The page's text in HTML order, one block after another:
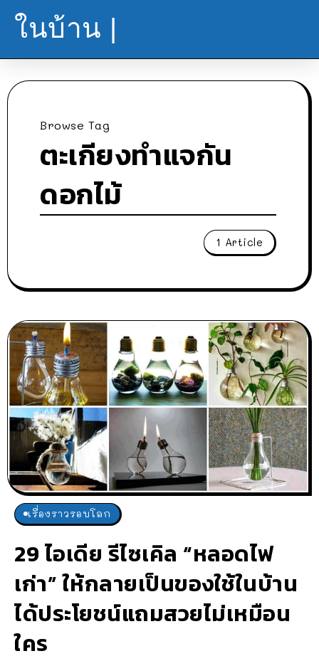
ในบ้าน |
Browse Tag
ตะเกียงทำแจกัน
ดอกไม้
1 Article
เรื่องราวรอบโลก
29 ไอเดีย รีไซเคิล “หลอดไฟ
เก่า” ให้กลายเป็นของใช้ในบ้าน
ได้ประโยชน์แถมสวยไม่เหมือน
ใคร